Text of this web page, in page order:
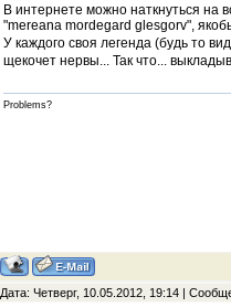
В интернете можно наткнуться на
"mereana mordegard glesgorv",
У каждого своя легенда (будь то
щекочет нервы... Так что...
Problems?
Дата: Четверг, 10.05.2012, 19:14 |